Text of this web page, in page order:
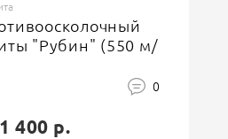
"Рубин" (550 м/
0
400 р.